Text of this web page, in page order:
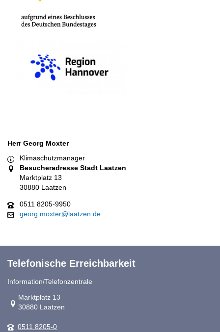
Herr Georg Moxter
Klimaschutzmanager
Besucheradresse Stadt Laatzen
Marktplatz 13
30880 Laatzen
0511 8205-9950
georg.moxter@laatzen.de
Telefonische Erreichbarkeit
Information/Telefonzentrale
Link zur Google-Maps Navigation
Marktplatz 13
30880 Laatzen
0511 8205-0